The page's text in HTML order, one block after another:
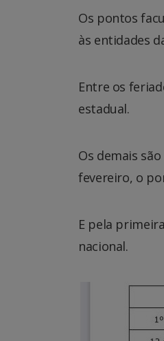
Os pontos
às entidades
Entre os
estadual.
Os demais
fevereiro, o
E pela
nacional.